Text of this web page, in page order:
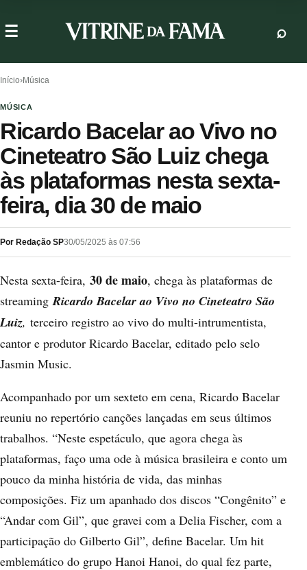
Início›Música
MÚSICA
Ricardo Bacelar ao Vivo no
Cineteatro São Luiz chega
às plataformas nesta sexta-
feira, dia 30 de maio
Por Redação SP30/05/2025 às 07:56
Nesta sexta-feira, 30 de maio, chega às plataformas de
streamingRicardo Bacelar ao Vivo no Cineteatro São
Luiz, terceiro registro ao vivo do multi-intrumentista,
cantor e produtor Ricardo Bacelar, editado pelo selo
Jasmin Music.
Acompanhado por um sexteto em cena, Ricardo Bacelar
reuniu no repertório canções lançadas em seus últimos
trabalhos. “Neste espetáculo, que agora chega às
plataformas, faço uma ode à música brasileira e conto um
pouco da minha história de vida, das minhas
composições. Fiz um apanhado dos discos “Congênito” e
“Andar com Gil”, que gravei com a Delia Fischer, com a
participação do Gilberto Gil”, define Bacelar. Um hit
emblemático do grupo Hanoi Hanoi, do qual fez parte,